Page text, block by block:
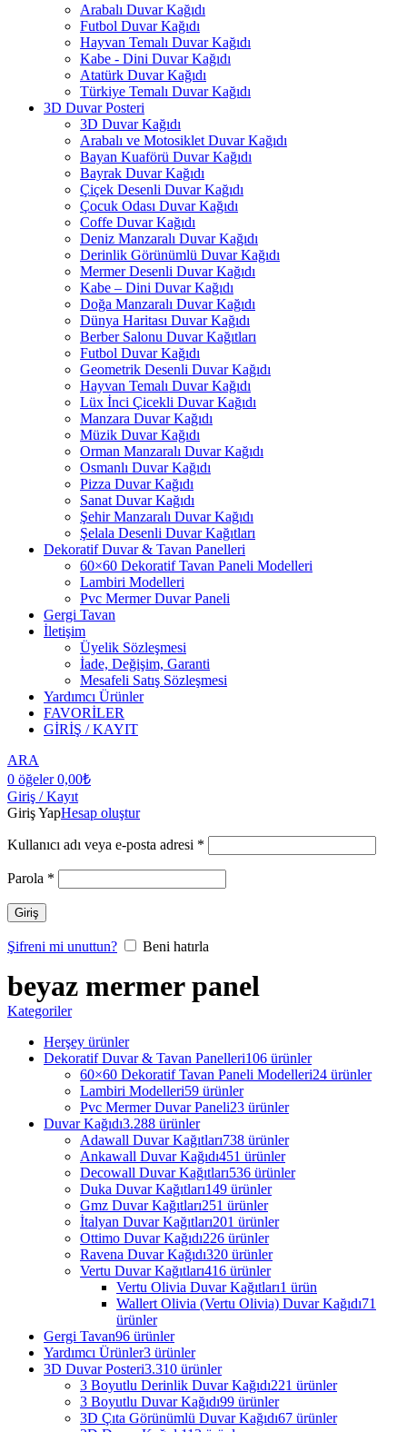
Arabalı Duvar Kağıdı
Futbol Duvar Kağıdı
Hayvan Temalı Duvar Kağıdı
Kabe - Dini Duvar Kağıdı
Atatürk Duvar Kağıdı
Türkiye Temalı Duvar Kağıdı
3D Duvar Posteri
3D Duvar Kağıdı
Arabalı ve Motosiklet Duvar Kağıdı
Bayan Kuaförü Duvar Kağıdı
Bayrak Duvar Kağıdı
Çiçek Desenli Duvar Kağıdı
Çocuk Odası Duvar Kağıdı
Coffe Duvar Kağıdı
Deniz Manzaralı Duvar Kağıdı
Derinlik Görünümlü Duvar Kağıdı
Mermer Desenli Duvar Kağıdı
Kabe – Dini Duvar Kağıdı
Doğa Manzaralı Duvar Kağıdı
Dünya Haritası Duvar Kağıdı
Berber Salonu Duvar Kağıtları
Futbol Duvar Kağıdı
Geometrik Desenli Duvar Kağıdı
Hayvan Temalı Duvar Kağıdı
Lüx İnci Çicekli Duvar Kağıdı
Manzara Duvar Kağıdı
Müzik Duvar Kağıdı
Orman Manzaralı Duvar Kağıdı
Osmanlı Duvar Kağıdı
Pizza Duvar Kağıdı
Sanat Duvar Kağıdı
Şehir Manzaralı Duvar Kağıdı
Şelala Desenli Duvar Kağıtları
Dekoratif Duvar & Tavan Panelleri
60×60 Dekoratif Tavan Paneli Modelleri
Lambiri Modelleri
Pvc Mermer Duvar Paneli
Gergi Tavan
İletişim
Üyelik Sözleşmesi
İade, Değişim, Garanti
Mesafeli Satış Sözleşmesi
Yardımcı Ürünler
FAVORİLER
GİRİŞ / KAYIT
ARA
0 öğeler 0,00₺
Giriş / Kayıt
Giriş YapHesap oluştur
Kullanıcı adı veya e-posta adresi *
Parola *
Giriş
Şifreni mi unuttun? Beni hatırla
beyaz mermer panel
Kategoriler
Herşey ürünler
Dekoratif Duvar & Tavan Panelleri106 ürünler
60×60 Dekoratif Tavan Paneli Modelleri24 ürünler
Lambiri Modelleri59 ürünler
Pvc Mermer Duvar Paneli23 ürünler
Duvar Kağıdı3.288 ürünler
Adawall Duvar Kağıtları738 ürünler
Ankawall Duvar Kağıdı451 ürünler
Decowall Duvar Kağıtları536 ürünler
Duka Duvar Kağıtları149 ürünler
Gmz Duvar Kağıtları251 ürünler
İtalyan Duvar Kağıtları201 ürünler
Ottimo Duvar Kağıdı226 ürünler
Ravena Duvar Kağıdı320 ürünler
Vertu Duvar Kağıtları416 ürünler
Vertu Olivia Duvar Kağıtları1 ürün
Wallert Olivia (Vertu Olivia) Duvar Kağıdı71
ürünler
Gergi Tavan96 ürünler
Yardımcı Ürünler3 ürünler
3D Duvar Posteri3.310 ürünler
3 Boyutlu Derinlik Duvar Kağıdı221 ürünler
3 Boyutlu Duvar Kağıdı99 ürünler
3D Çıta Görünümlü Duvar Kağıdı67 ürünler